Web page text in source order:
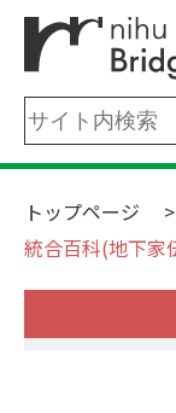
トップページ
統合百科(地下家